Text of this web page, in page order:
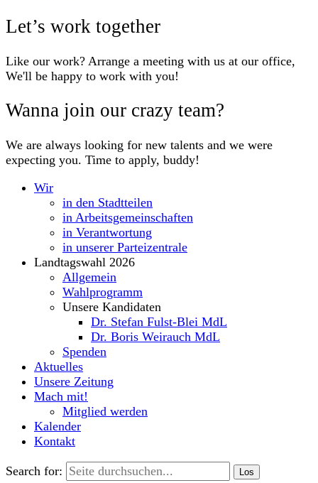
Let’s work together
Like our work? Arrange a meeting with us at our office,
We'll be happy to work with you!
Wanna join our crazy team?
We are always looking for new talents and we were
expecting you. Time to apply, buddy!
Wir
in den Stadtteilen
in Arbeitsgemeinschaften
in Verantwortung
in unserer Parteizentrale
Landtagswahl 2026
Allgemein
Wahlprogramm
Unsere Kandidaten
Dr. Stefan Fulst-Blei MdL
Dr. Boris Weirauch MdL
Spenden
Aktuelles
Unsere Zeitung
Mach mit!
Mitglied werden
Kalender
Kontakt
Search for: